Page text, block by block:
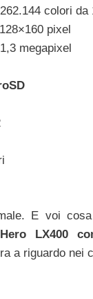
colori da
pixel
1,3 megapixel
E voi
LX400
a riguardo nei